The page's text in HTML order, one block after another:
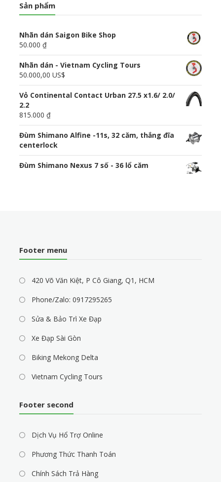
Sản phẩm
Nhãn dán Saigon Bike Shop
50.000 ₫
Nhãn dán - Vietnam Cycling Tours
50.000,00 US$
Vỏ Continental Contact Urban 27.5 x1.6/ 2.0/
2.2
815.000 ₫
Đùm Shimano Alfine -11s, 32 căm, thắng đĩa
centerlock
Đùm Shimano Nexus 7 số - 36 lổ căm
Footer menu
420 Võ Văn Kiệt, P Cô Giang, Q1, HCM
Phone/Zalo: 0917295265
Sửa & Bảo Trì Xe Đạp
Xe Đạp Sài Gòn
Biking Mekong Delta
Vietnam Cycling Tours
Footer second
Dịch Vụ Hổ Trợ Online
Phương Thức Thanh Toán
Chính Sách Trả Hàng